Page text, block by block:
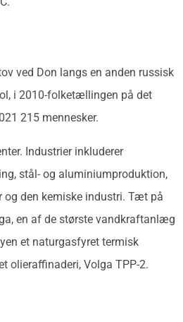
ved Don langs en anden russisk
i 2010-folketællingen på det
215 mennesker.
Industrier inkluderer
stål- og aluminiumproduktion,
og den kemiske industri. Tæt på
en af de største vandkraftanlæg
et naturgasfyret termisk
olieraffinaderi, Volga TPP-2.